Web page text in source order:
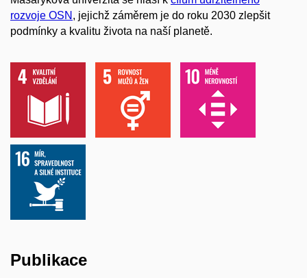
rozvoje OSN , jejichž záměrem je do roku 2030 zlepšit
podmínky a kvalitu života na naší planetě.
Publikace